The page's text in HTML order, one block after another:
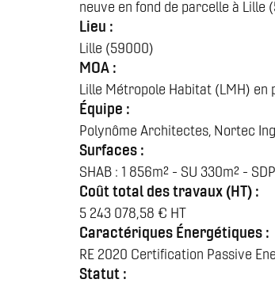
neuve en fond de parcelle à Lille
Lieu :
Lille (59000)
MOA :
Lille Métropole Habitat (LMH)
Équipe :
Polynôme Architectes, Nortec
Surfaces :
SHAB : 1 856m² - SU 330m² -
Coût total des travaux (HT) :
5 243 078,58 € HT
Caractériques Énergétiques :
RE 2020 Certification Passive
Statut :